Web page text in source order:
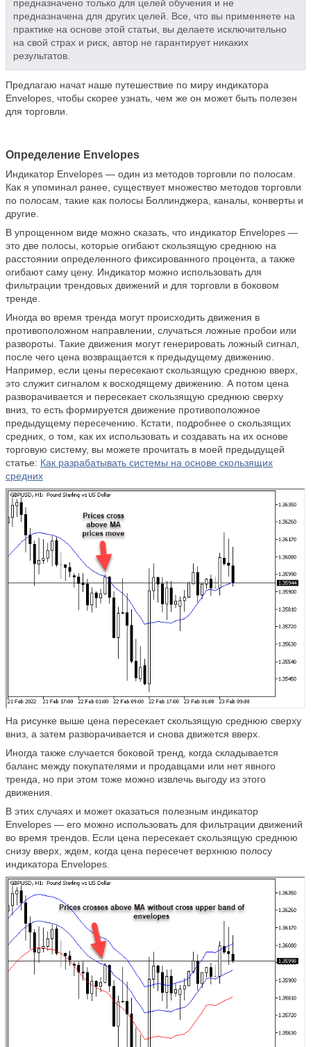
предназначено только для целей обучения и не
предназначена для других целей. Все, что вы применяете на
практике на основе этой статьи, вы делаете исключительно
на свой страх и риск, автор не гарантирует никаких
результатов.
Предлагаю начат наше путешествие по миру индикатора
Envelopes, чтобы скорее узнать, чем же он может быть полезен
для торговли.
Определение Envelopes
Индикатор Envelopes — один из методов торговли по полосам.
Как я упоминал ранее, существует множество методов торговли
по полосам, такие как полосы Боллинджера, каналы, конверты и
другие.
В упрощенном виде можно сказать, что индикатор Envelopes —
это две полосы, которые огибают скользящую среднюю на
расстоянии определенного фиксированного процента, а также
огибают саму цену. Индикатор можно использовать для
фильтрации трендовых движений и для торговли в боковом
тренде.
Иногда во время тренда могут происходить движения в
противоположном направлении, случаться ложные пробои или
развороты. Такие движения могут генерировать ложный сигнал,
после чего цена возвращается к предыдущему движению.
Например, если цены пересекают скользящую среднюю вверх,
это служит сигналом к восходящему движению. А потом цена
разворачивается и пересекает скользящую среднюю сверху
вниз, то есть формируется движение противоположное
предыдущему пересечению. Кстати, подробнее о скользящих
средних, о том, как их использовать и создавать на их основе
торговую систему, вы можете прочитать в моей предыдущей
статье: Как разрабатывать системы на основе скользящих
средних
На рисунке выше цена пересекает скользящую среднюю сверху
вниз, а затем разворачивается и снова движется вверх.
Иногда также случается боковой тренд, когда складывается
баланс между покупателями и продавцами или нет явного
тренда, но при этом тоже можно извлечь выгоду из этого
движения.
В этих случаях и может оказаться полезным индикатор
Envelopes — его можно использовать для фильтрации движений
во время трендов. Если цена пересекает скользящую среднюю
снизу вверх, ждем, когда цена пересечет верхнюю полосу
индикатора Envelopes.